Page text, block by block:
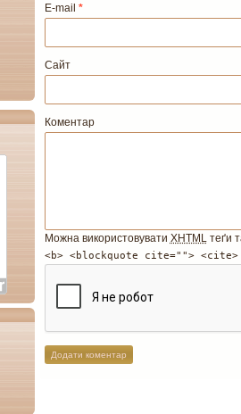
E-mail *
Сайт
Коментар
Можна використовувати XHTMLтеґи
<b> <blockquote cite="">